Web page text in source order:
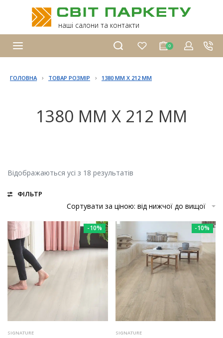
наші салони та контакти
0
ГОЛОВНА › ТОВАР РОЗМІР › 1380 ММ Х 212 ММ
1380 ММ Х 212 ММ
Відображаються усі з 18 результатів
ФІЛЬТР
Сортувати за ціною: від нижчої до вищої
-10%
SIGNATURE
-10%
SIGNATURE